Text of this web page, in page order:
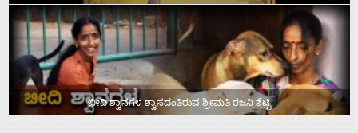
ಬೀದಿ ಶ್ವಾನಗಳ ಶ್ವಾಸದಂತಿರುವ ಶ್ರೀಮತಿ ರಜನಿ ಶೆಟ್ಟಿ